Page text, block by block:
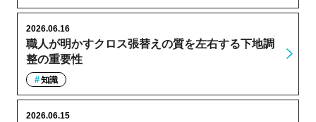
職人が明かすクロス張替えの質を左右する下地調
整の重要性
2026.06.16
知識
2026.06.15